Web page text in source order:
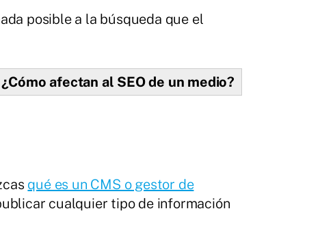
posible a la búsqueda que el
¿Cómo afectan al SEO de un medio?​
qué es un CMS o gestor de
cualquier tipo de información